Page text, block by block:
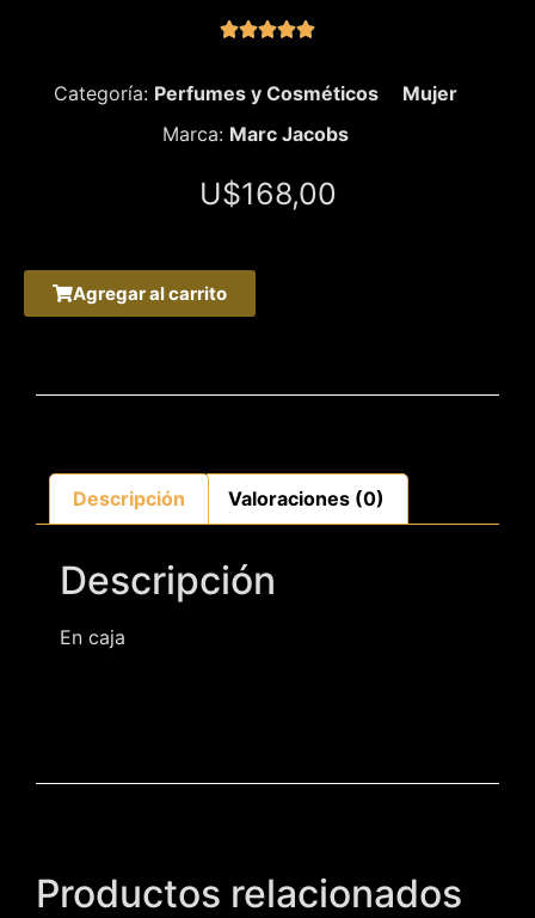

Categoría: Perfumes y Cosméticos
Mujer
Marca: Marc Jacobs
U$168,00
Agregar al carrito
Descripción Valoraciones (0)
Descripción
En caja
Productos relacionados